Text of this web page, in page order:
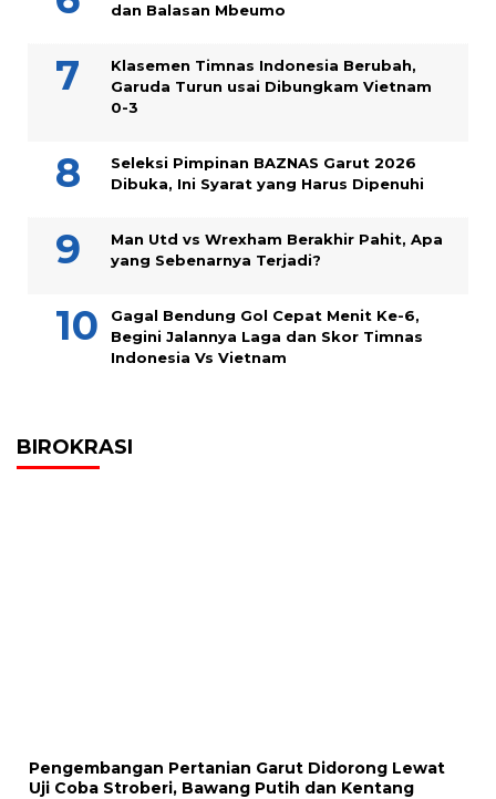
dan Balasan Mbeumo
Klasemen Timnas Indonesia Berubah,
Garuda Turun usai Dibungkam Vietnam
0-3
Seleksi Pimpinan BAZNAS Garut 2026
Dibuka, Ini Syarat yang Harus Dipenuhi
Man Utd vs Wrexham Berakhir Pahit, Apa
yang Sebenarnya Terjadi?
Gagal Bendung Gol Cepat Menit Ke-6,
Begini Jalannya Laga dan Skor Timnas
Indonesia Vs Vietnam
BIROKRASI
Pengembangan Pertanian Garut Didorong Lewat
Uji Coba Stroberi, Bawang Putih dan Kentang